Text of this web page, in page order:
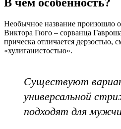
Необычное название произошло
Виктора Гюго – сорванца
прическа отличается дерзостью,
«хулиганистостью».
Существуют
универсальной
подходят для